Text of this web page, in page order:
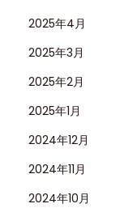
2025年4月
2025年3月
2025年2月
2025年1月
2024年12月
2024年11月
2024年10月